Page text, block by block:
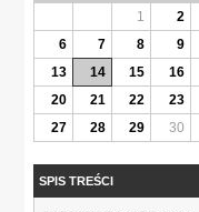
1
2
6
7 8 9
13
14 15 16
20
21 22 23
27
28 29 30
SPIS TREŚCI